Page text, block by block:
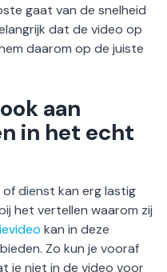
gaat van de snelheid
dat de video op
daarom op de juiste
aan
in het echt
dienst kan erg lastig
het vertellen waarom zij
kan in deze
Zo kun je vooraf
je niet in de video voor